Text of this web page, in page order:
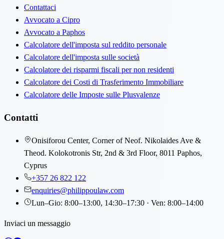
Contattaci
Avvocato a Cipro
Avvocato a Paphos
Calcolatore dell'imposta sul reddito personale
Calcolatore dell'imposta sulle società
Calcolatore dei risparmi fiscali per non residenti
Calcolatore dei Costi di Trasferimento Immobiliare
Calcolatore delle Imposte sulle Plusvalenze
Contatti
Onisiforou Center, Corner of Neof. Nikolaides Ave &
Theod. Kolokotronis Str, 2nd & 3rd Floor, 8011 Paphos,
Cyprus
+357 26 822 122
enquiries@philippoulaw.com
Lun–Gio: 8:00–13:00, 14:30–17:30 · Ven: 8:00–14:00
Inviaci un messaggio